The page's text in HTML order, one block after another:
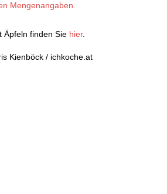
Mengenangaben.
Äpfeln finden Sie hier.
Kienböck / ichkoche.at